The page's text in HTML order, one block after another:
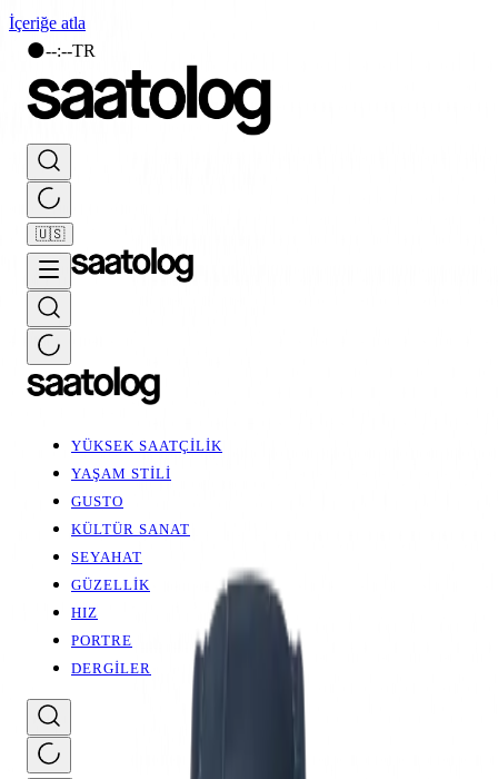
İçeriğe atla
🌑--:--TR
🇺🇸
YÜKSEK SAATÇİLİK
YAŞAM STİLİ
GUSTO
KÜLTÜR SANAT
SEYAHAT
GÜZELLİK
HIZ
PORTRE
DERGİLER